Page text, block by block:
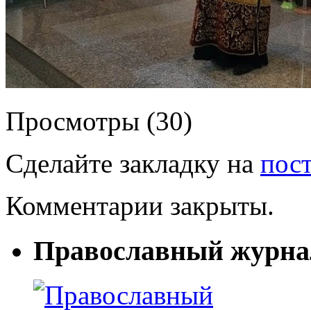
Просмотры (30)
Сделайте закладку на
Комментарии закрыты.
Православный